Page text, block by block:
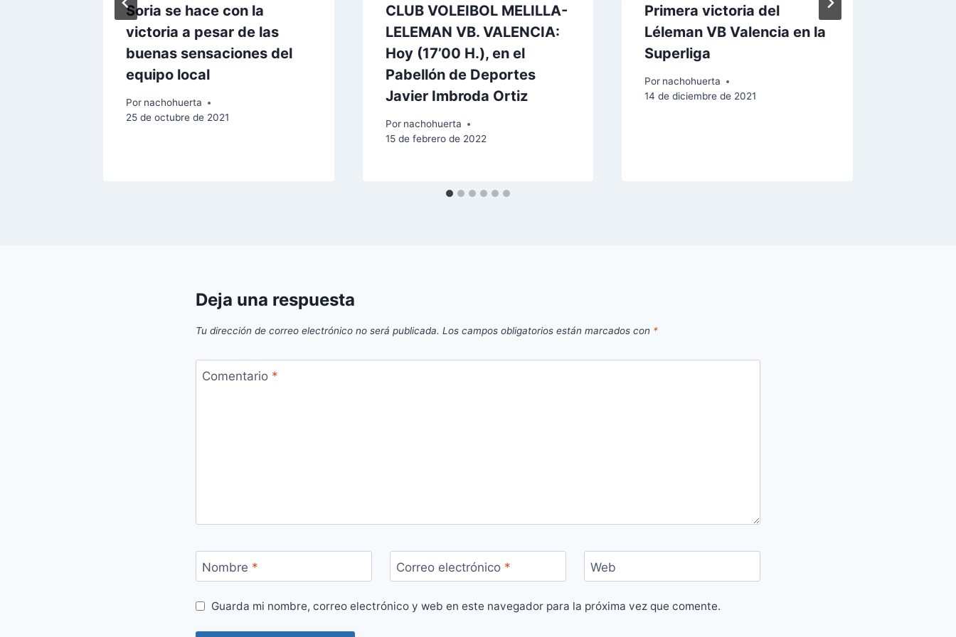
Soria se hace con la
victoria a pesar de las
buenas sensaciones del
equipo local
Por nachohuerta
25 de octubre de 2021
CLUB VOLEIBOL MELILLA-
LELEMAN VB. VALENCIA:
Hoy (17’00 H.), en el
Pabellón de Deportes
Javier Imbroda Ortiz
Por nachohuerta
15 de febrero de 2022
Primera victoria del
Léleman VB Valencia en la
Superliga
Por nachohuerta
14 de diciembre de 2021
Deja una respuesta
Tu dirección de correo electrónico no será publicada. Los campos obligatorios están marcados con *
Comentario *
Nombre * Correo electrónico * Web
Guarda mi nombre, correo electrónico y web en este navegador para la próxima vez que comente.